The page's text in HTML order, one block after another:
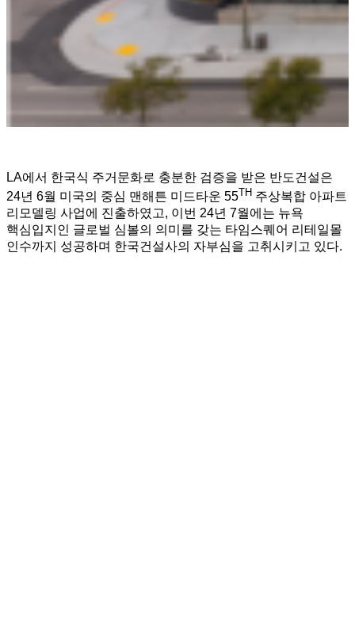
LA에서 한국식 주거문화로 충분한 검증을 받은 반도건설은
24년 6월 미국의 중심 맨해튼 미드타운 55TH 주상복합 아파트
리모델링 사업에 진출하였고, 이번 24년 7월에는 뉴욕
핵심입지인 글로벌 심볼의 의미를 갖는 타임스퀘어 리테일몰
인수까지 성공하며 한국건설사의 자부심을 고취시키고 있다.